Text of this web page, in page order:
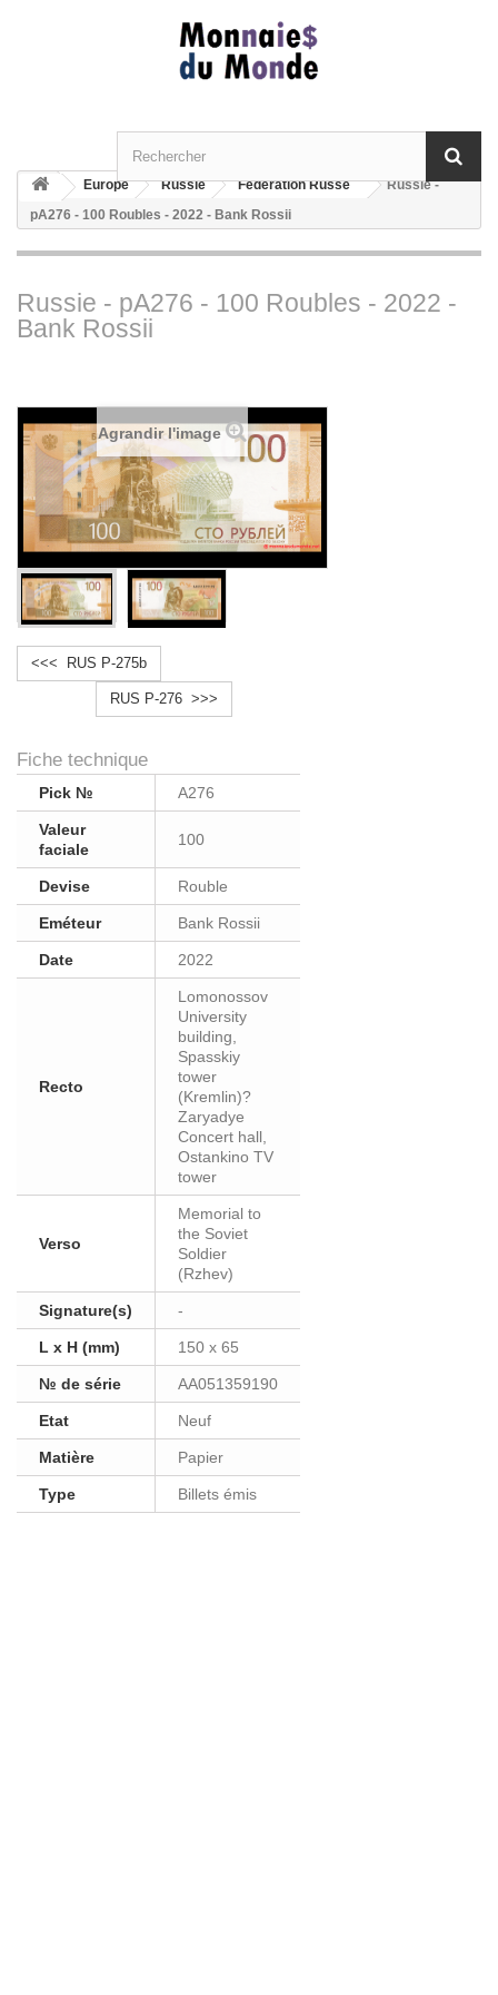
Europe Russie Fédération Russe
Russie -
pA276 - 100 Roubles - 2022 - Bank Rossii
Russie - pA276 - 100 Roubles - 2022 -
Bank Rossii
Agrandir l'image
<<< RUS P-275b
RUS P-276 >>>
Fiche technique
Pick № A276
Valeur
faciale
100
Devise Rouble
Eméteur Bank Rossii
Date 2022
Recto
Lomonossov
University
building,
Spasskiy
tower
(Kremlin)?
Zaryadye
Concert hall,
Ostankino TV
tower
Verso
Memorial to
the Soviet
Soldier
(Rzhev)
Signature(s) -
L x H (mm) 150 x 65
№ de série AA051359190
Etat Neuf
Matière Papier
Type Billets émis